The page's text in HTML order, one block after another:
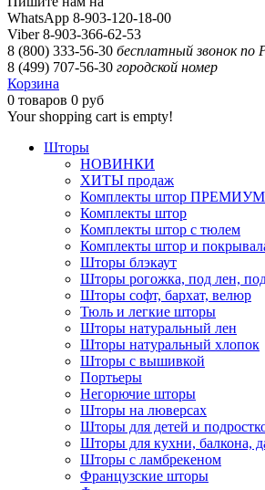
WhatsApp 8-903-120-18-00
Viber 8-903-366-62-53
8 (800) 333-56-30 бесплатный звонок по
8 (499) 707-56-30 городской номер
Корзина
0 товаров 0 руб
Your shopping cart is empty!
Шторы
НОВИНКИ
ХИТЫ продаж
Комплекты штор ПРЕМИУМ
Комплекты штор
Комплекты штор с тюлем
Комплекты штор и
Шторы блэкаут
Шторы рогожка, под лен,
Шторы софт, бархат, велюр
Тюль и легкие шторы
Шторы натуральный лен
Шторы натуральный хлопок
Шторы с вышивкой
Портьеры
Негорючие шторы
Шторы на люверсах
Шторы для детей и
Шторы для кухни, балкона,
Шторы с ламбрекеном
Французские шторы